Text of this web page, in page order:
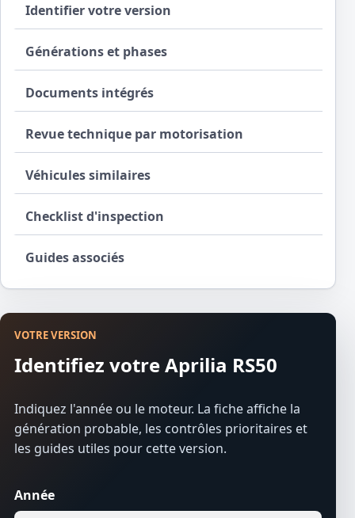
Identifier votre version
Générations et phases
Documents intégrés
Revue technique par motorisation
Véhicules similaires
Checklist d'inspection
Guides associés
VOTRE VERSION
Identifiez votre Aprilia RS50
Indiquez l'année ou le moteur. La fiche affiche la
génération probable, les contrôles prioritaires et
les guides utiles pour cette version.
Année